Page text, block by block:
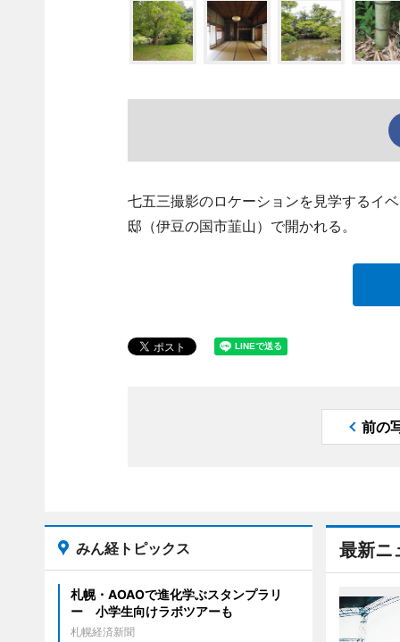
七五三撮影のロケーションを見学するイ
邸（伊豆の国市韮山）で開かれる。
前の
最新ニ
みん経トピックス
札幌・AOAOで進化学ぶスタンプラリ
ー 小学生向けラボツアーも
札幌経済新聞